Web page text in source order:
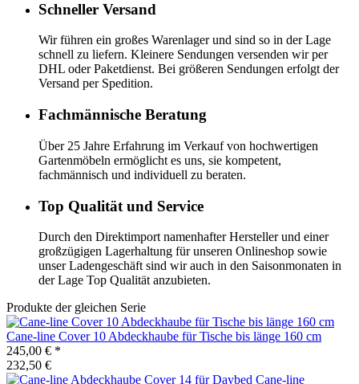
Schneller Versand
Wir führen ein großes Warenlager und sind so in der Lage
schnell zu liefern. Kleinere Sendungen versenden wir per
DHL oder Paketdienst. Bei größeren Sendungen erfolgt der
Versand per Spedition.
Fachmännische Beratung
Über 25 Jahre Erfahrung im Verkauf von hochwertigen
Gartenmöbeln ermöglicht es uns, sie kompetent,
fachmännisch und individuell zu beraten.
Top Qualität und Service
Durch den Direktimport namenhafter Hersteller und einer
großzügigen Lagerhaltung für unseren Onlineshop sowie
unser Ladengeschäft sind wir auch in den Saisonmonaten in
der Lage Top Qualität anzubieten.
Produkte der gleichen Serie
Cane-line Cover 10 Abdeckhaube für Tische bis länge 160 cm
245,00 € *
232,50 €
Cane-line